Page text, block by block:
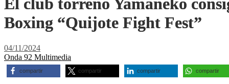
El club torreño Yamaneko
Boxing “Quijote Fight Fest”
04/11/2024
Onda 92 Multimedia
compartir compartir compartir compartir